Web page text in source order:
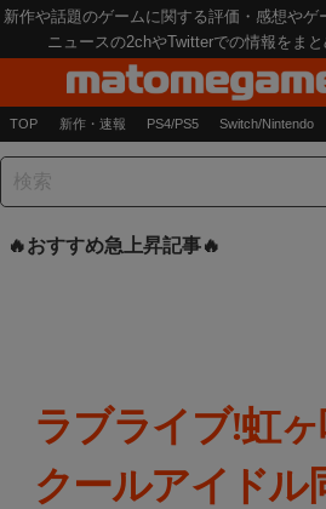
新作や話題のゲームに関する評価・感想や
ニュースの2chやTwitterでの情報をま
TOP 新作・速報 PS4/PS5 Switch/Nintendo
おすすめ急上昇記事
ラブライブ!虹
クールアイドル